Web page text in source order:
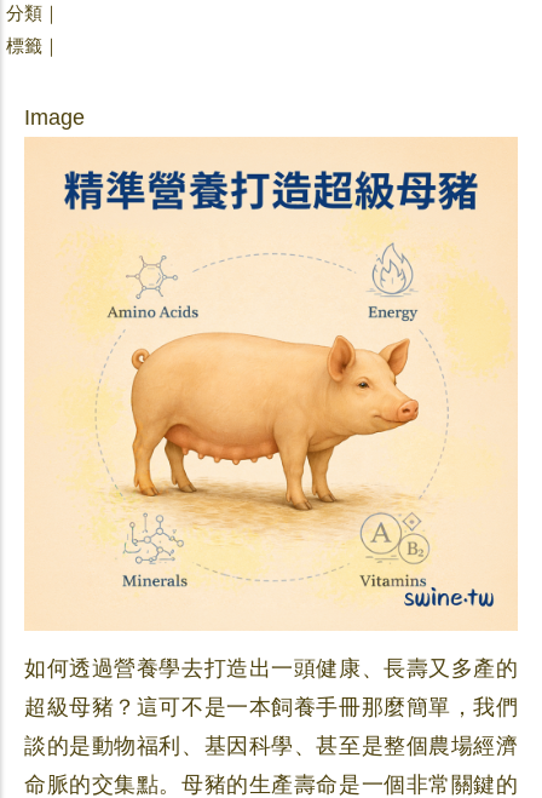
分類｜
標籤｜
Image
如何透過營養學去打造出一頭健康、長壽又多產的
超級母豬？這可不是一本飼養手冊那麼簡單，我們
談的是動物福利、基因科學、甚至是整個農場經濟
命脈的交集點。母豬的生產壽命是一個非常關鍵的